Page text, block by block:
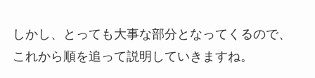
しかし、とっても大事な部分となってくるので、
これから順を追って説明していきますね。